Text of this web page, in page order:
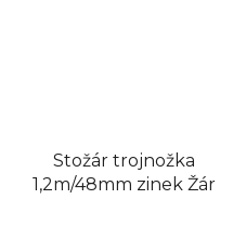
Stožár trojnožka
1,2m/48mm zinek Žár